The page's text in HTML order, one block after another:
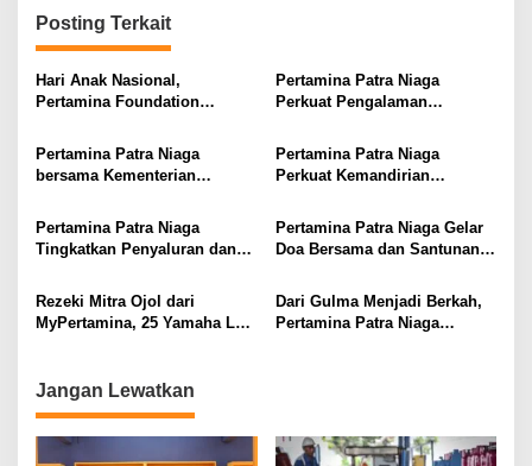
g
a
s
p
o
s
Posting Terkait
Hari Anak Nasional,
Pertamina Foundation
Dini
Pertamina Patra Niaga
Perkuat Pengalaman
Implementasi Program
Danantara Indonesia CX100
Pertamina Patra Niaga
bersama Kementerian
Perkuat Penyediaan Energi
bagi Nelayan
Pertamina Patra Niaga
Perkuat Kemandirian
Pemberdayaan Berbasis
Potensi Lokal dari Sumatera
Pertamina Patra Niaga
Tingkatkan Penyaluran dan
Sejumlah Wilayah
Pertamina Patra Niaga Gelar
Doa Bersama dan Santunan
Operasional Kilang
Balikpapan
Rezeki Mitra Ojol dari
MyPertamina, 25 Yamaha Lexi
Dari Gulma Menjadi Berkah,
Pertamina Patra Niaga
Jangan Lewatkan